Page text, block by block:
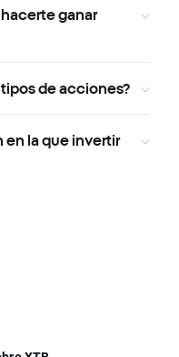
ganar
de acciones?
en la que invertir